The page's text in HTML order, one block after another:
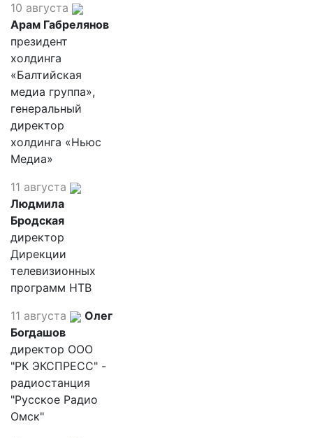
10 августа
Арам Габрелянов
президент
холдинга
«Балтийская
медиа группа»,
генеральный
директор
холдинга «Ньюс
Медиа»
11 августа
Людмила
Бродская
директор
Дирекции
телевизионных
программ НТВ
11 августа
Олег
Богдашов
директор ООО
"РК ЭКСПРЕСС" -
радиостанция
"Русское Радио
Омск"